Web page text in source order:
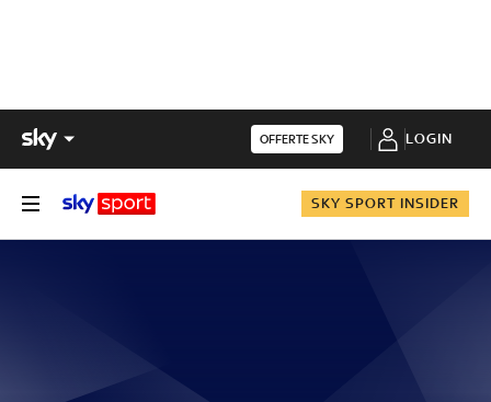
OFFERTE SKY LOGIN
SKY SPORT INSIDER